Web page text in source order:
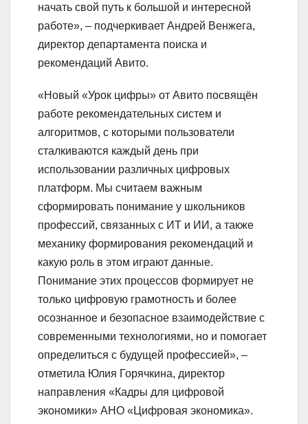
начать свой путь к большой и интересной
работе», – подчеркивает Андрей Венжега,
директор департамента поиска и
рекомендаций Авито.
«Новый «Урок цифры» от Авито посвящён
работе рекомендательных систем и
алгоритмов, с которыми пользователи
сталкиваются каждый день при
использовании различных цифровых
платформ. Мы считаем важным
сформировать понимание у школьников
профессий, связанных с ИТ и ИИ, а также
механику формирования рекомендаций и
какую роль в этом играют данные.
Понимание этих процессов формирует не
только цифровую грамотность и более
осознанное и безопасное взаимодействие с
современными технологиями, но и помогает
определиться с будущей профессией», –
отметила Юлия Горячкина, директор
направления «Кадры для цифровой
экономики» АНО «Цифровая экономика».